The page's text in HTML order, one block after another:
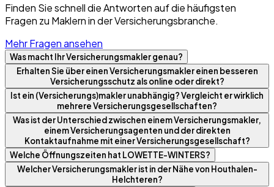
Finden Sie schnell die Antworten auf die häufigsten
Fragen zu Maklern in der Versicherungsbranche.
Mehr Fragen ansehen
Was macht Ihr Versicherungsmakler genau?
Erhalten Sie über einen Versicherungsmakler einen besseren
Versicherungsschutz als online oder direkt?
Ist ein (Versicherungs)makler unabhängig? Vergleicht er wirklich
mehrere Versicherungsgesellschaften?
Was ist der Unterschied zwischen einem Versicherungsmakler,
einem Versicherungsagenten und der direkten
Kontaktaufnahme mit einer Versicherungsgesellschaft?
Welche Öffnungszeiten hat LOWETTE-WINTERS?
Welcher Versicherungsmakler ist in der Nähe von Houthalen-
Helchteren?